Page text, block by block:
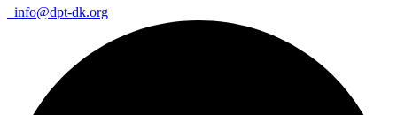
info@dpt-dk.org